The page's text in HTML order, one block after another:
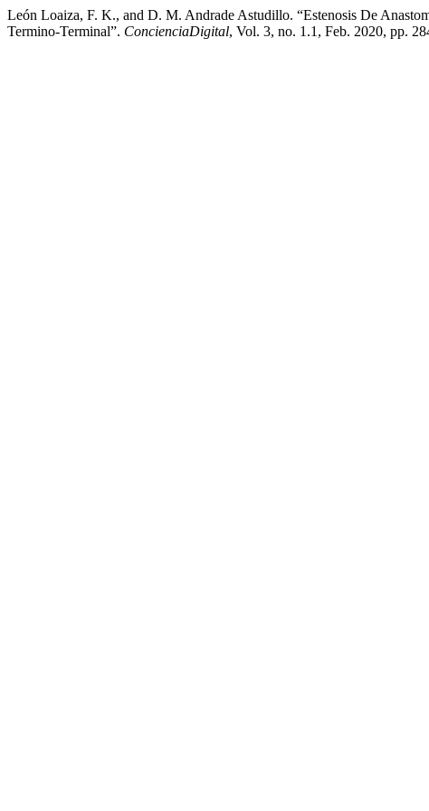
León Loaiza, F. K., and D. M. Andrade Astudillo. “Estenosis De
Termino-Terminal”. ConcienciaDigital, Vol. 3, no. 1.1, Feb. 2020, pp.